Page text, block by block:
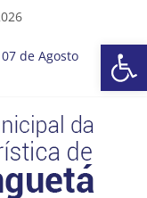
Barra de Ferramentas Aberta
de Agosto
da Praça
mais lindos!
RESERVATÓRIOS
esportivas da